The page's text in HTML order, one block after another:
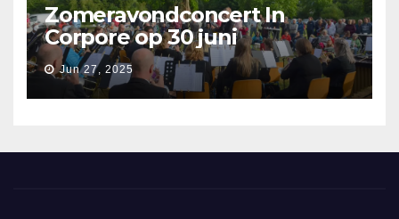
Zomeravondconcert In
Corpore op 30 juni
Jun 27, 2025